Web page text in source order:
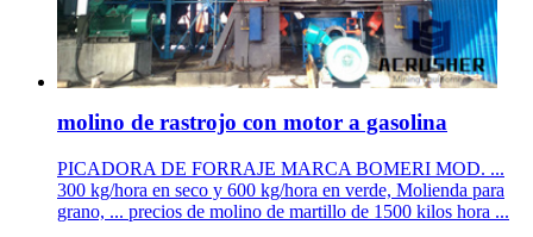
molino de rastrojo con motor a gasolina
PICADORA DE FORRAJE MARCA BOMERI MOD. ...
300 kg/hora en seco y 600 kg/hora en verde, Molienda para
grano, ... precios de molino de martillo de 1500 kilos hora ...